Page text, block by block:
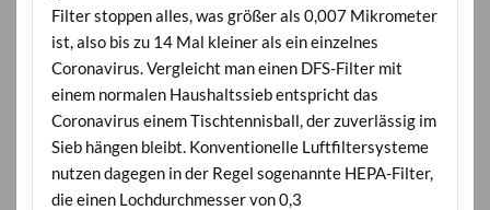
Filter stoppen alles, was größer als 0,007 Mikrometer
ist, also bis zu 14 Mal kleiner als ein einzelnes
Coronavirus. Vergleicht man einen DFS-Filter mit
einem normalen Haushaltssieb entspricht das
Coronavirus einem Tischtennisball, der zuverlässig im
Sieb hängen bleibt. Konventionelle Luftfiltersysteme
nutzen dagegen in der Regel sogenannte HEPA-Filter,
die einen Lochdurchmesser von 0,3